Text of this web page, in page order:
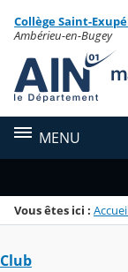
Menu de la
Contenu
Collège Saint-
Ambérieu-en-Bugey
MENU
Vous êtes ici :
Club